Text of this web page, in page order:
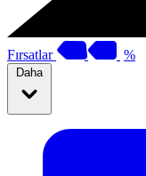
Fırsatlar %
Daha